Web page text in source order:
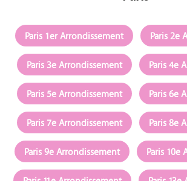
Paris 1er Arrondissement
Paris 2e
Paris 3e Arrondissement
Paris 4e
Paris 5e Arrondissement
Paris 6e
Paris 7e Arrondissement
Paris 8e
Paris 9e Arrondissement
Paris 10e